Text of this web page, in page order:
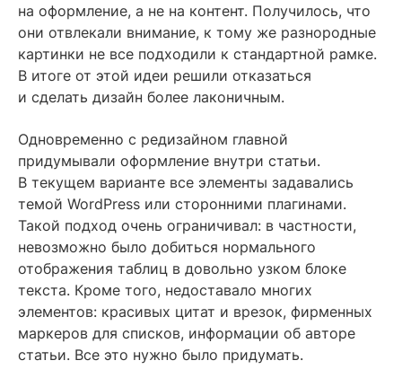
на оформление, а не на контент. Получилось, что
они отвлекали внимание, к тому же разнородные
картинки не все подходили к стандартной рамке.
В итоге от этой идеи решили отказаться
и сделать дизайн более лаконичным.
Одновременно с редизайном главной
придумывали оформление внутри статьи.
В текущем варианте все элементы задавались
темой WordPress или сторонними плагинами.
Такой подход очень ограничивал: в частности,
невозможно было добиться нормального
отображения таблиц в довольно узком блоке
текста. Кроме того, недоставало многих
элементов: красивых цитат и врезок, фирменных
маркеров для списков, информации об авторе
статьи. Все это нужно было придумать.